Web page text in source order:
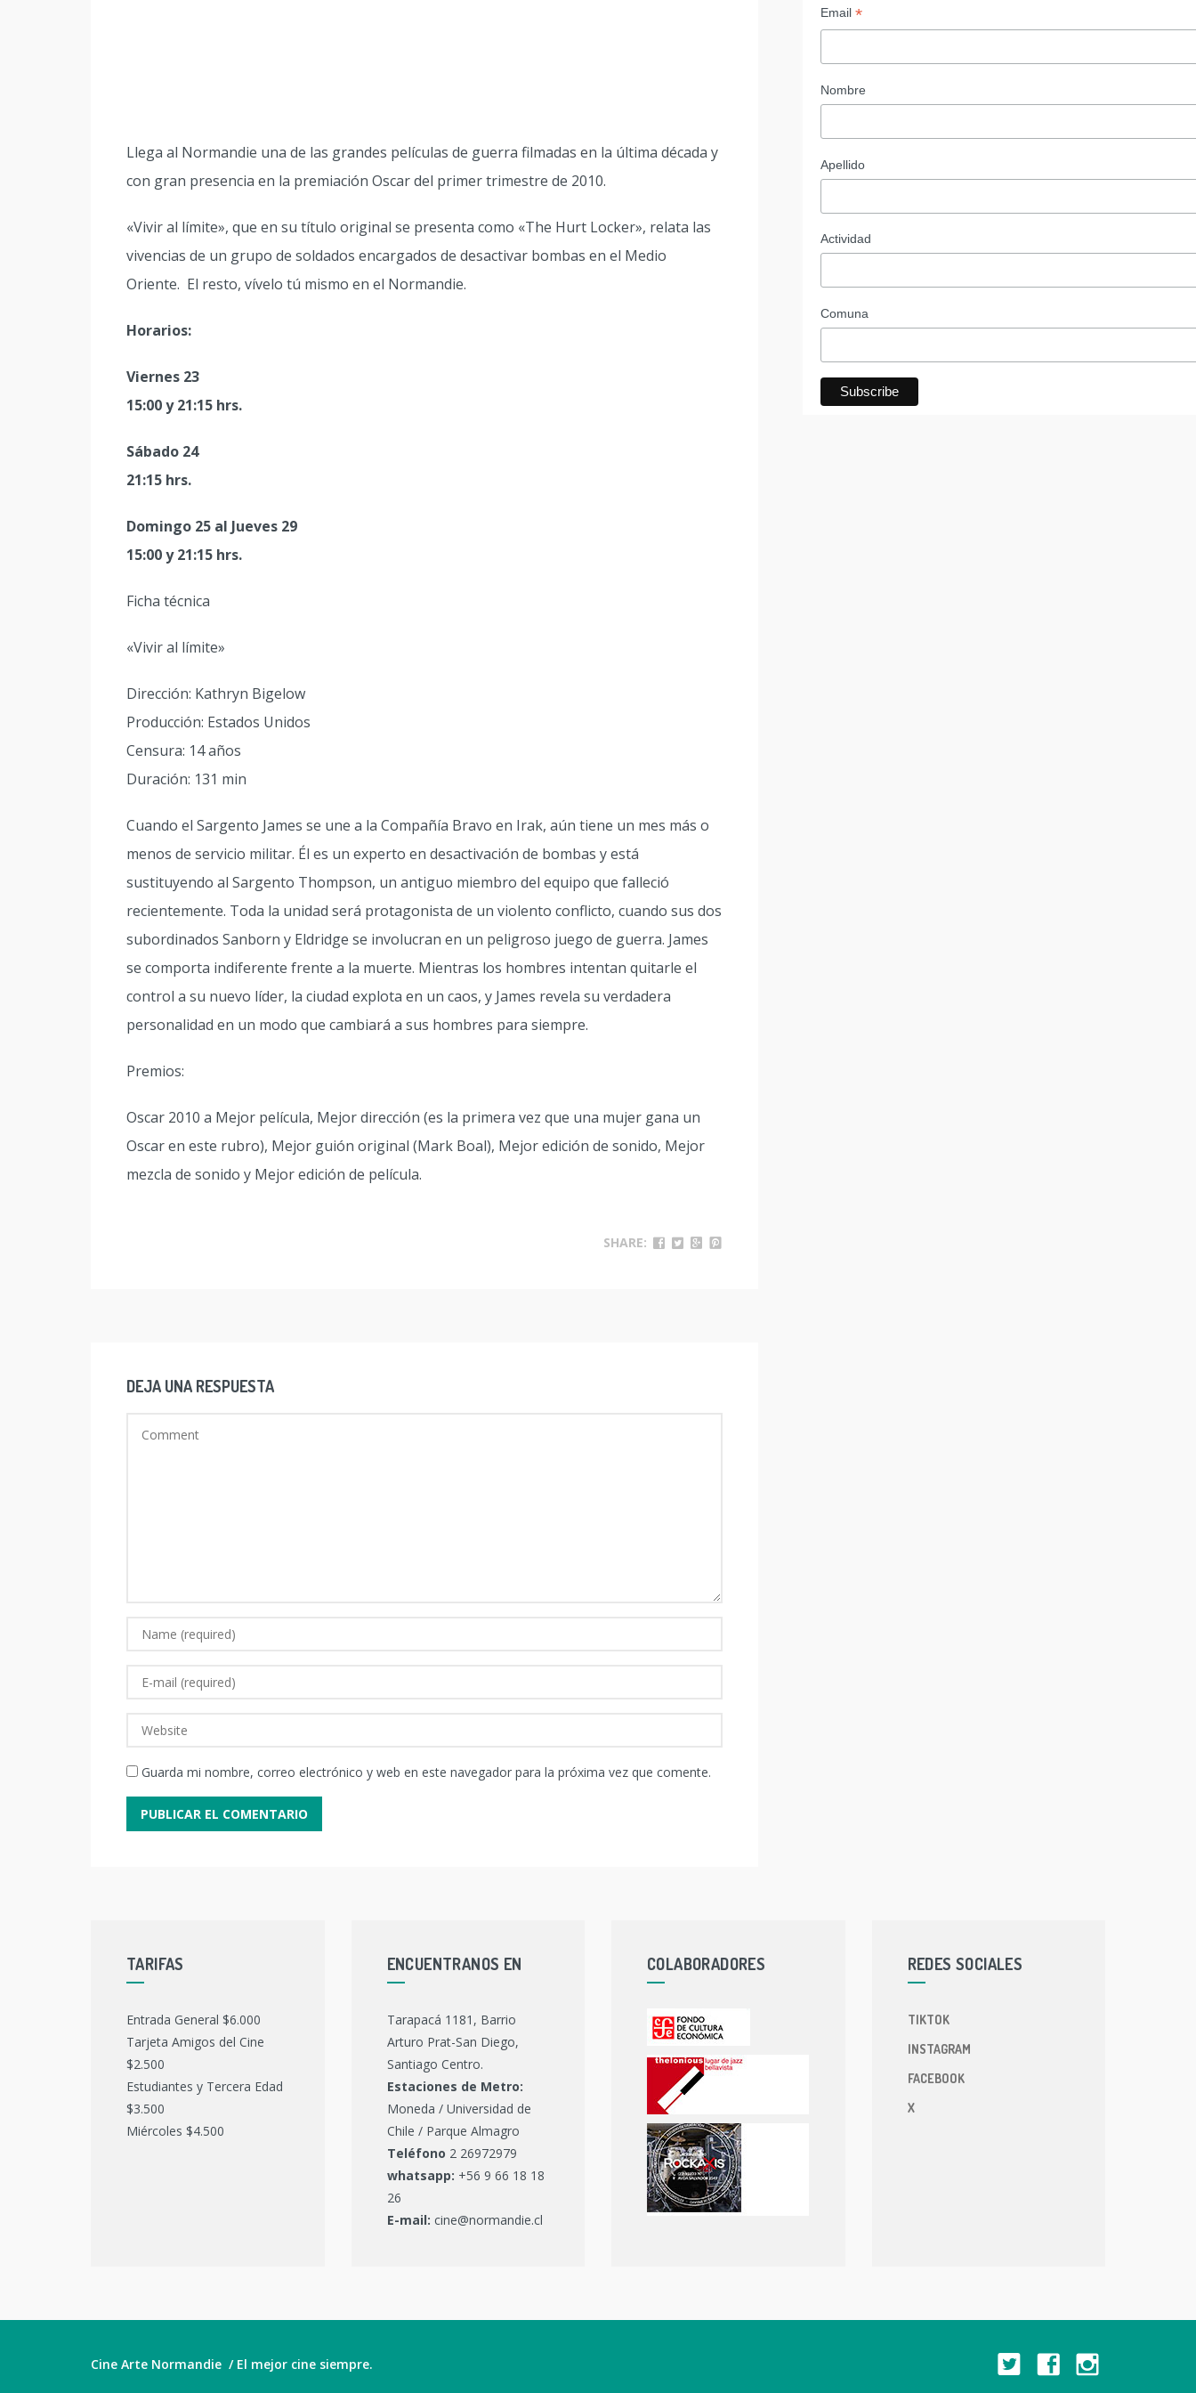
Llega al Normandie una de las grandes películas de guerra filmadas en la última década y
con gran presencia en la premiación Oscar del primer trimestre de 2010.
«Vivir al límite», que en su título original se presenta como «The Hurt Locker», relata las
vivencias de un grupo de soldados encargados de desactivar bombas en el Medio
Oriente. El resto, vívelo tú mismo en el Normandie.
Horarios:
Viernes 23
15:00 y 21:15 hrs.
Sábado 24
21:15 hrs.
Domingo 25 al Jueves 29
15:00 y 21:15 hrs.
Ficha técnica
«Vivir al límite»
Dirección: Kathryn Bigelow
Producción: Estados Unidos
Censura: 14 años
Duración: 131 min
Cuando el Sargento James se une a la Compañía Bravo en Irak, aún tiene un mes más o
menos de servicio militar. Él es un experto en desactivación de bombas y está
sustituyendo al Sargento Thompson, un antiguo miembro del equipo que falleció
recientemente. Toda la unidad será protagonista de un violento conflicto, cuando sus dos
subordinados Sanborn y Eldridge se involucran en un peligroso juego de guerra. James
se comporta indiferente frente a la muerte. Mientras los hombres intentan quitarle el
control a su nuevo líder, la ciudad explota en un caos, y James revela su verdadera
personalidad en un modo que cambiará a sus hombres para siempre.
Premios:
Oscar 2010 a Mejor película, Mejor dirección (es la primera vez que una mujer gana un
Oscar en este rubro), Mejor guión original (Mark Boal), Mejor edición de sonido, Mejor
mezcla de sonido y Mejor edición de película.
SHARE:
DEJA UNA RESPUESTA
Guarda mi nombre, correo electrónico y web en este navegador para la próxima vez que comente.
Email *
Nombre
Apellido
Actividad
Comuna
TARIFAS
Entrada General $6.000
Tarjeta Amigos del Cine
$2.500
Estudiantes y Tercera Edad
$3.500
Miércoles $4.500
ENCUENTRANOS EN
Tarapacá 1181, Barrio
Arturo Prat-San Diego,
Santiago Centro.
Estaciones de Metro:
Moneda / Universidad de
Chile / Parque Almagro
Teléfono 2 26972979
whatsapp: +56 9 66 18 18
26
E-mail: cine@normandie.cl
COLABORADORES REDES SOCIALES
TIKTOK
INSTAGRAM
FACEBOOK
X
Cine Arte Normandie / El mejor cine siempre.